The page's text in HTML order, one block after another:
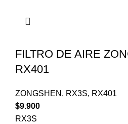
FILTRO DE AIRE
RX401
ZONGSHEN , RX3S, RX401
$9.900
RX3S